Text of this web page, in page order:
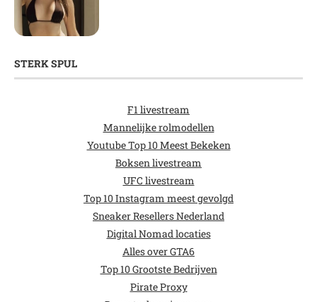
STERK SPUL
F1 livestream
Mannelijke rolmodellen
Youtube Top 10 Meest Bekeken
Boksen livestream
UFC livestream
Top 10 Instagram meest gevolgd
Sneaker Resellers Nederland
Digital Nomad locaties
Alles over GTA6
Top 10 Grootste Bedrijven
Pirate Proxy